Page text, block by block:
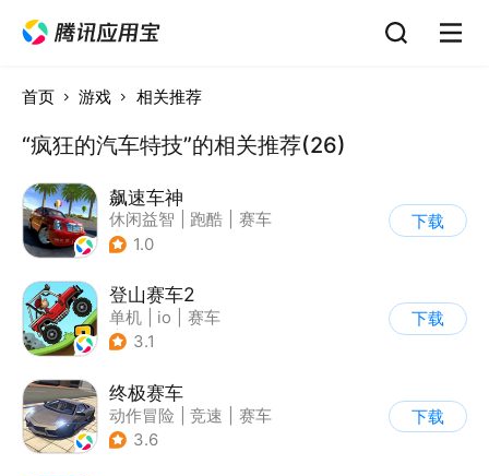
首页 游戏 相关推荐
“疯狂的汽车特技”的相关推荐(26)
飙速车神
休闲益智 跑酷
赛车
| 漂移
1.0
下载
登山赛车2
单机 io
赛车
| 欧美风
3.1
下载
终极赛车
动作冒险 竞速
赛车
3.6
下载